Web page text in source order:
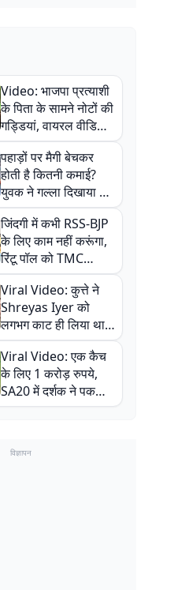
Video: भाजपा प्रत्याशी
के पिता के सामने नोटों की
गड्डियां, वायरल वीडियो
से राजनीति में उबाल,
अजित महतो बोले- TMC
की गंदी चाल
पहाड़ों पर मैगी बेचकर
होती है कितनी कमाई?
युवक ने गल्ला दिखाया तो
नौकरी वालों के खड़े हो गए
कान
जिंदगी में कभी RSS-BJP
के लिए काम नहीं करूंगा,
रिंटू पॉल को TMC
ऑफिस में ले जाकर पीटा,
Video वायरल
Viral Video: कुत्ते ने
Shreyas Iyer को
लगभग काट ही लिया था,
न्यूजीलैंड सीरीज से पहले
बाल-बाल बचे
Viral Video: एक कैच
के लिए 1 करोड़ रुपये,
SA20 में दर्शक ने पकड़ा
एक हाथ से गजब का कैच
विज्ञापन